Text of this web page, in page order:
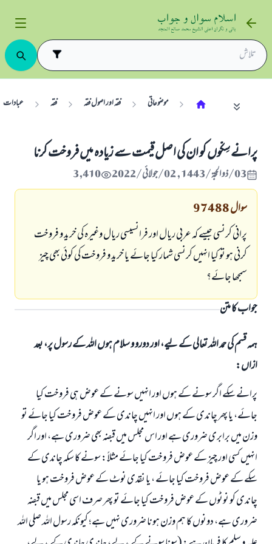
موضوعاتی فقہ اور اصول فقہ فقہ عبادات
پرانے سِکّوں کو ان کی اصل قیمت سے زیادہ میں فروخت کرنا
03/ذو الحجة/1443 , 02/جولائی/2022 3,410
سوال97488
پرانی کرنسی جیسے کہ عربی ریال اور فرانسیسی ریال وغیرہ کی خرید و فروخت
کرنی ہو تو کیا انہیں کرنسی شمار کیا جائے یا خرید و فروخت کی کوئی بھی چیز
سمجھا جائے؟
جواب کا متن
ہمہ قسم کی حمد اللہ تعالی کے لیے، اور دورو و سلام ہوں اللہ کے رسول پر، بعد
ازاں:
پرانے سکے اگر سونے کے ہوں اور انہیں سونے کے عوض ہی فروخت کیا
جائے، یا پھر چاندی کے ہوں اور انہیں چاندی کے عوض فروخت کیا جائے تو
وزن میں برابری ضروری ہے اور اس مجلس میں قبضہ بھی ضروری ہے، اور اگر
انہیں کسی اور چیز کے عوض فروخت کیا جائے مثلاً: سونے کا سکہ چاندی کے
سکے کے عوض فروخت کیا جائے ، یا نقدی نوٹ کے عوض فروخت ہو یا
چاندی کو نوٹوں کے عوض فروخت کیا جائے تو پھر صرف اسی مجلس میں قبضہ
ضروری ہے، دونوں کا ہم وزن ہونا ضروری نہیں ہے؛ کیونکہ رسول اللہ صلی اللہ